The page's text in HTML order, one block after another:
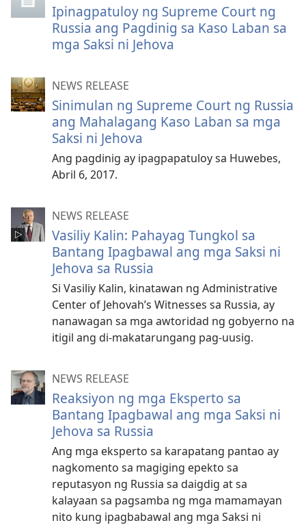
Ipinagpatuloy ng Supreme Court ng
Russia ang Pagdinig sa Kaso Laban sa
mga Saksi ni Jehova
NEWS RELEASE
Sinimulan ng Supreme Court ng Russia
ang Mahalagang Kaso Laban sa mga
Saksi ni Jehova
Ang pagdinig ay ipagpapatuloy sa Huwebes,
Abril 6, 2017.
NEWS RELEASE
Vasiliy Kalin: Pahayag Tungkol sa
Bantang Ipagbawal ang mga Saksi ni
Jehova sa Russia
Si Vasiliy Kalin, kinatawan ng Administrative
Center of Jehovah’s Witnesses sa Russia, ay
nanawagan sa mga awtoridad ng gobyerno na
itigil ang di-makatarungang pag-uusig.
NEWS RELEASE
Reaksiyon ng mga Eksperto sa
Bantang Ipagbawal ang mga Saksi ni
Jehova sa Russia
Ang mga eksperto sa karapatang pantao ay
nagkomento sa magiging epekto sa
reputasyon ng Russia sa daigdig at sa
kalayaan sa pagsamba ng mga mamamayan
nito kung ipagbabawal ang mga Saksi ni